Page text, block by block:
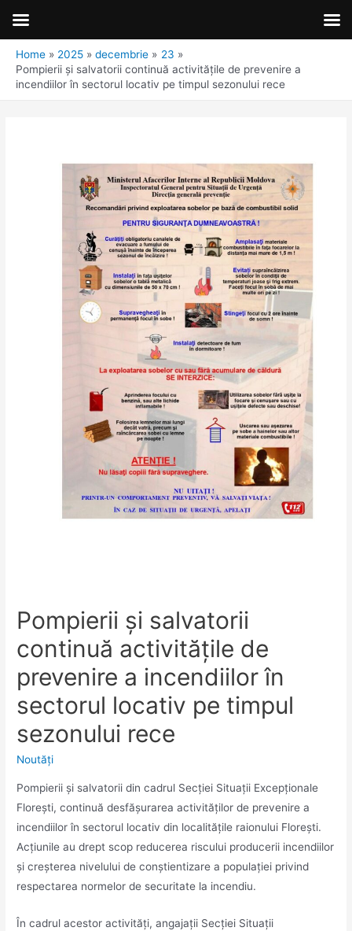
Home 2025 decembrie
23
Pompierii și salvatorii continuă activitățile de prevenire a
incendiilor în sectorul locativ pe timpul sezonului rece
Pompierii și salvatorii
continuă activitățile de
prevenire a incendiilor în
sectorul locativ pe timpul
sezonului rece
Noutăţi
Pompierii și salvatorii din cadrul Secției Situații Excepționale
Florești, continuă desfășurarea activităților de prevenire a
incendiilor în sectorul locativ din localitățile raionului Florești.
Acțiunile au drept scop reducerea riscului producerii incendiilor
și creșterea nivelului de conștientizare a populației privind
respectarea normelor de securitate la incendiu.
În cadrul acestor activități, angajații Secției Situații